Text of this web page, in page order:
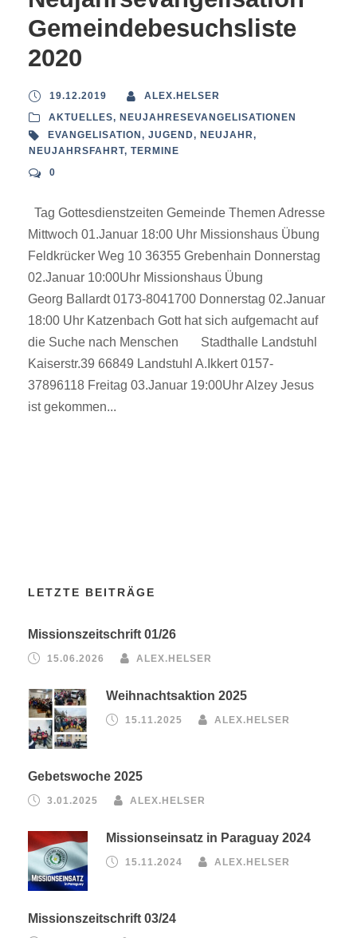
Gemeindebesuchsliste
2020
19.12.2019
ALEX.HELSER
AKTUELLES, NEUJAHRESEVANGELISATIONEN
EVANGELISATION , JUGEND, NEUJAHR,
NEUJAHRSFAHRT, TERMINE
0
Tag Gottesdienstzeiten Gemeinde Themen Adresse
Mittwoch 01.Januar 18:00 Uhr Missionshaus Übung
Feldkrücker Weg 10 36355 Grebenhain Donnerstag
02.Januar 10:00Uhr Missionshaus Übung
Georg Ballardt 0173-8041700 Donnerstag 02.Januar
18:00 Uhr Katzenbach Gott hat sich aufgemacht auf
die Suche nach Menschen Stadthalle Landstuhl
Kaiserstr.39 66849 Landstuhl A.Ikkert 0157-
37896118 Freitag 03.Januar 19:00Uhr Alzey Jesus
ist gekommen...
LETZTE BEITRÄGE
Missionszeitschrift 01/26
15.06.2026 ALEX.HELSER
Weihnachtsaktion 2025
15.11.2025 ALEX.HELSER
Gebetswoche 2025
3.01.2025 ALEX.HELSER
Missionseinsatz in Paraguay 2024
15.11.2024 ALEX.HELSER
Missionszeitschrift 03/24